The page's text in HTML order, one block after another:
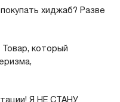
хиджаб? Разве
который
Я НЕ СТАНУ